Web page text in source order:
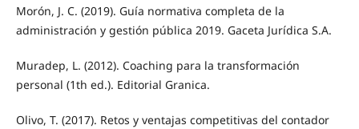
Morón, J. C. (2019). Guía normativa completa de la
administración y gestión pública 2019. Gaceta Jurídica S.A.
Muradep, L. (2012). Coaching para la transformación
personal (1th ed.). Editorial Granica.
Olivo, T. (2017). Retos y ventajas competitivas del contador